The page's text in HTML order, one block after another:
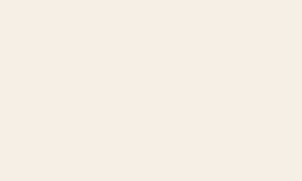
etc.)
viande